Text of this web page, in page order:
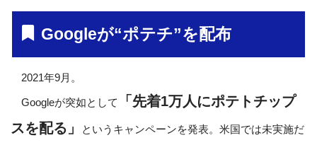
Googleが“ポテチ”を配布
2021年9月。
Googleが突如として
「先着1万人にポテトチップ
スを配る」
というキャンペーンを発表。米国では未実施だ